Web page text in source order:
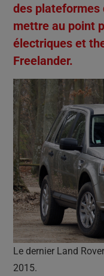
des plateformes
mettre au point
électriques et
Freelander.
Le dernier Land
2015.